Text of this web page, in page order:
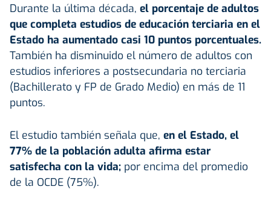
Durante la última década, el porcentaje de adultos
que completa estudios de educación terciaria en el
Estado ha aumentado casi 10 puntos porcentuales.
También ha disminuido el número de adultos con
estudios inferiores a postsecundaria no terciaria
(Bachillerato y FP de Grado Medio) en más de 11
puntos.
El estudio también señala que, en el Estado, el
77% de la población adulta afirma estar
satisfecha con la vida; por encima del promedio
de la OCDE (75%).